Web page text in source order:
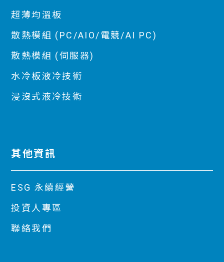
超薄均溫板
散熱模組 (PC/AIO/電競/AI PC)
散熱模組 (伺服器)
水冷板液冷技術
浸沒式液冷技術
其他資訊
ESG 永續經營
投資人專區
聯絡我們